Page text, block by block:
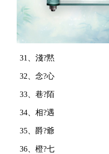
31、淺?黙
32、念?心
33、巷?陌
34、相?遇
35、爵?爺
36、橙?七